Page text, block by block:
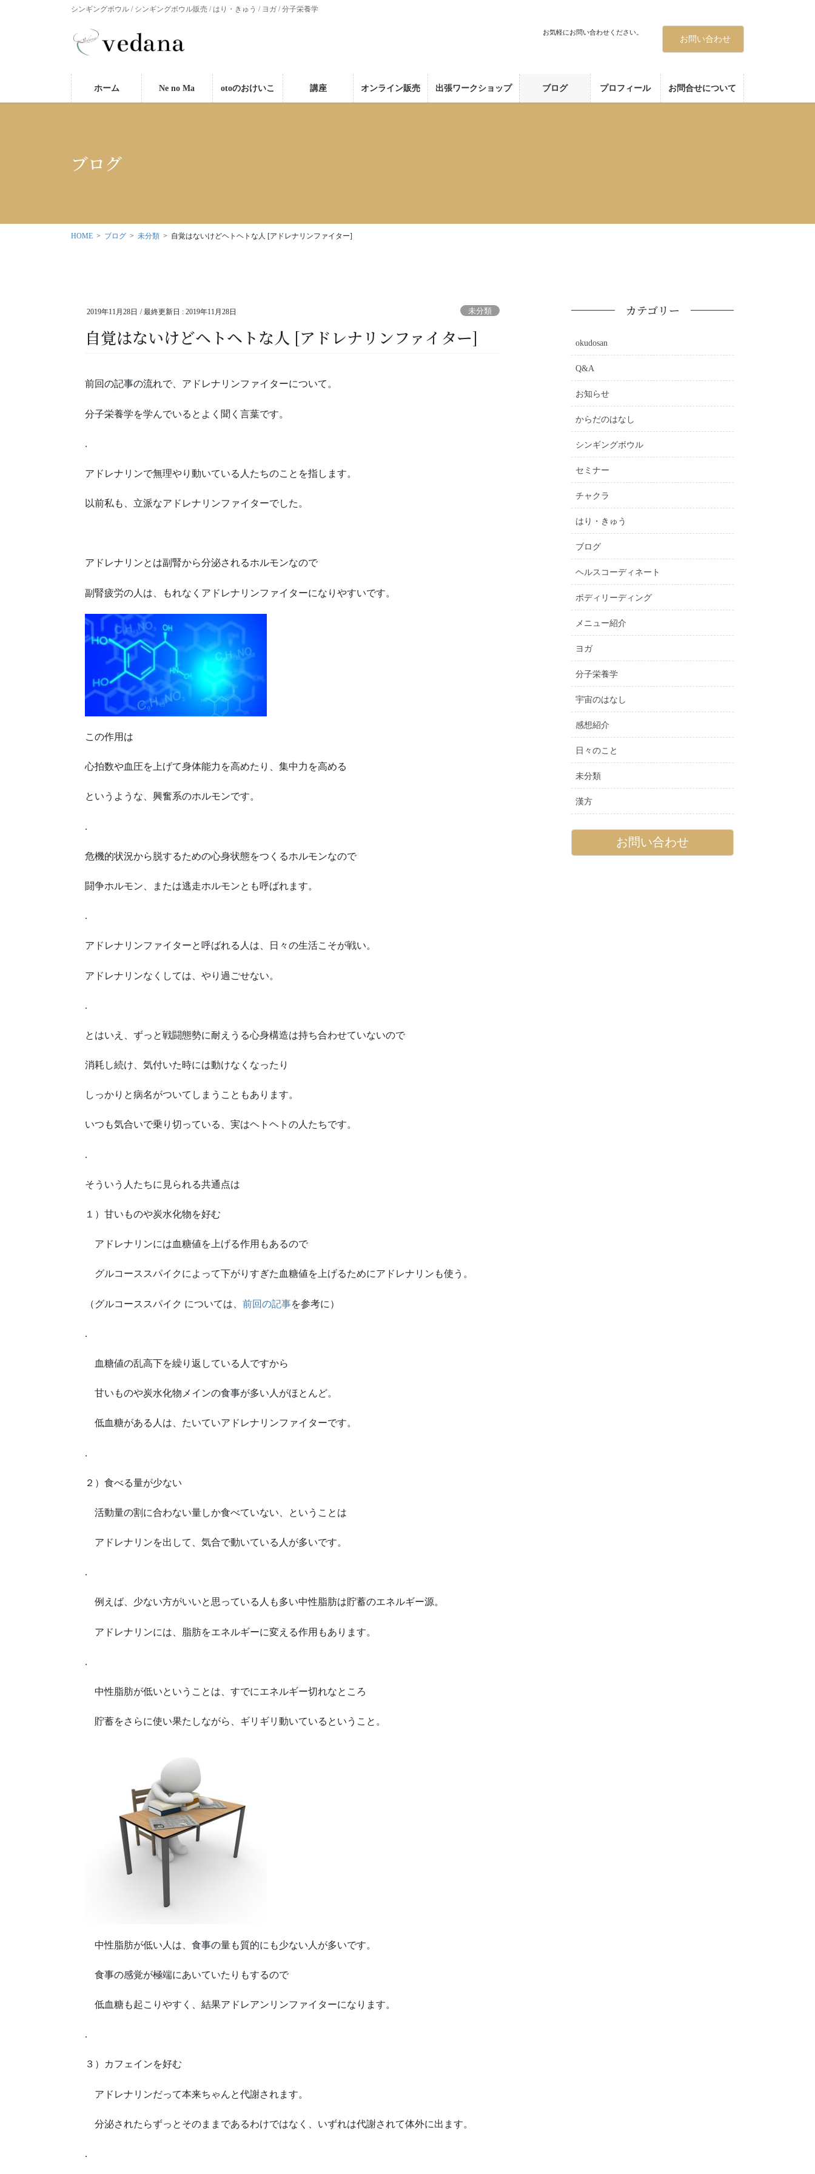
シンギングボウル / シンギングボウル販売 / はり・きゅう / ヨガ / 分子栄養学
お気軽にお問い合わせください。
お問い合わせ
ホーム Ne no Ma otoのおけいこ 講座 オンライン販売 出張ワークショップ ブログ プロフィール お問合せについて
ブログ
HOME ブログ 未分類 自覚はないけどヘトヘトな人 [アドレナリンファイター]
2019年11月28日 / 最終更新日 :2019年11月28日 未分類
自覚はないけどヘトヘトな人 [アドレナリンファイター]
前回の記事の流れで、アドレナリンファイターについて。
分子栄養学を学んでいるとよく聞く言葉です。
.
アドレナリンで無理やり動いている人たちのことを指します。
以前私も、立派なアドレナリンファイターでした。
アドレナリンとは副腎から分泌されるホルモンなので
副腎疲労の人は、もれなくアドレナリンファイターになりやすいです。
この作用は
心拍数や血圧を上げて身体能力を高めたり、集中力を高める
というような、興奮系のホルモンです。
.
危機的状況から脱するための心身状態をつくるホルモンなので
闘争ホルモン、または逃走ホルモンとも呼ばれます。
.
アドレナリンファイターと呼ばれる人は、日々の生活こそが戦い。
アドレナリンなくしては、やり過ごせない。
.
とはいえ、ずっと戦闘態勢に耐えうる心身構造は持ち合わせていないので
消耗し続け、気付いた時には動けなくなったり
しっかりと病名がついてしまうこともあります。
いつも気合いで乗り切っている、実はヘトヘトの人たちです。
.
そういう人たちに見られる共通点は
１）甘いものや炭水化物を好む
アドレナリンには血糖値を上げる作用もあるので
グルコーススパイクによって下がりすぎた血糖値を上げるためにアドレナリンも使う。
（グルコーススパイク については、前回の記事を参考に）
.
血糖値の乱高下を繰り返している人ですから
甘いものや炭水化物メインの食事が多い人がほとんど。
低血糖がある人は、たいていアドレナリンファイターです。
.
２）食べる量が少ない
活動量の割に合わない量しか食べていない、ということは
アドレナリンを出して、気合で動いている人が多いです。
.
例えば、少ない方がいいと思っている人も多い中性脂肪は貯蓄のエネルギー源。
アドレナリンには、脂肪をエネルギーに変える作用もあります。
.
中性脂肪が低いということは、すでにエネルギー切れなところ
貯蓄をさらに使い果たしながら、ギリギリ動いているということ。
中性脂肪が低い人は、食事の量も質的にも少ない人が多いです。
食事の感覚が極端にあいていたりもするので
低血糖も起こりやすく、結果アドレアンリンファイターになります。
.
３）カフェインを好む
アドレナリンだって本来ちゃんと代謝されます。
分泌されたらずっとそのままであるわけではなく、いずれは代謝されて体外に出ます。
.
カテゴリー
okudosan
Q&A
お知らせ
からだのはなし
シンギングボウル
セミナー
チャクラ
はり・きゅう
ブログ
ヘルスコーディネート
ボディリーディング
メニュー紹介
ヨガ
分子栄養学
宇宙のはなし
感想紹介
日々のこと
未分類
漢方
お問い合わせ